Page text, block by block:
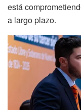
está
a largo plazo.